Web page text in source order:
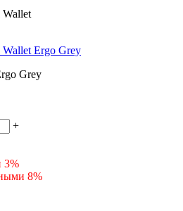
Grey
+
3%
8%